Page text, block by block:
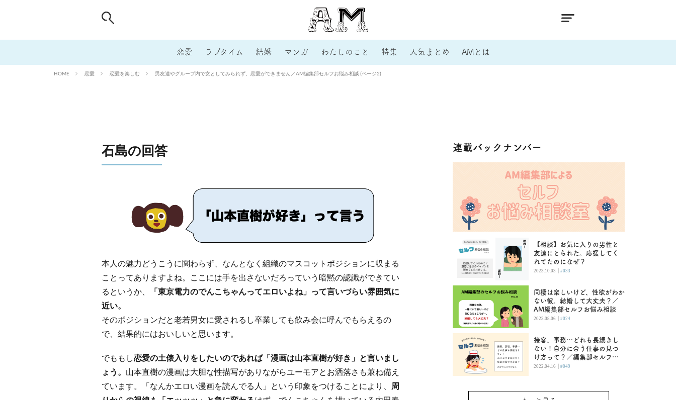
恋愛 ラブタイム 結婚 マンガ わたしのこと 特集 人気まとめ AMとは
HOME 恋愛 恋愛を楽しむ 男友達やグループ内で女としてみられず、恋愛ができません／AM編集部セルフお悩み相談 (ページ2)
石島の回答
本人の魅力どうこうに関わらず、なんとなく組織のマスコットポジションに収まる
ことってありますよね。ここには手を出さないだろっていう暗黙の認識ができてい
るというか、
「東京電力のでんこちゃんってエロいよね」って言いづらい雰囲気に
近い。
そのポジションだと老若男女に愛されるし卒業しても飲み会に呼んでもらえるの
で、結果的にはおいしいと思います。
でももし恋愛の土俵入りをしたいのであれば「漫画は山本直樹が好き」と言いまし
ょう。 山本直樹の漫画は大胆な性描写がありながらユーモアとお洒落さも兼ね備え
ています。「なんかエロい漫画を読んでる人」という印象をつけることにより、
周
連載バックナンバー
【相談】お気に入りの男性と
友達にとられた。応援してく
れてたのになぜ？
2023.10.03 | #033
同棲は楽しいけど、性欲がわか
ない彼。結婚して大丈夫？／
AM編集部セルフお悩み相談
2023.08.06 | #024
接客、事務…どれも長続きし
ない！自分に合う仕事の見つ
け方って？／編集部セルフお
悩み相談
2022.04.16 | #049